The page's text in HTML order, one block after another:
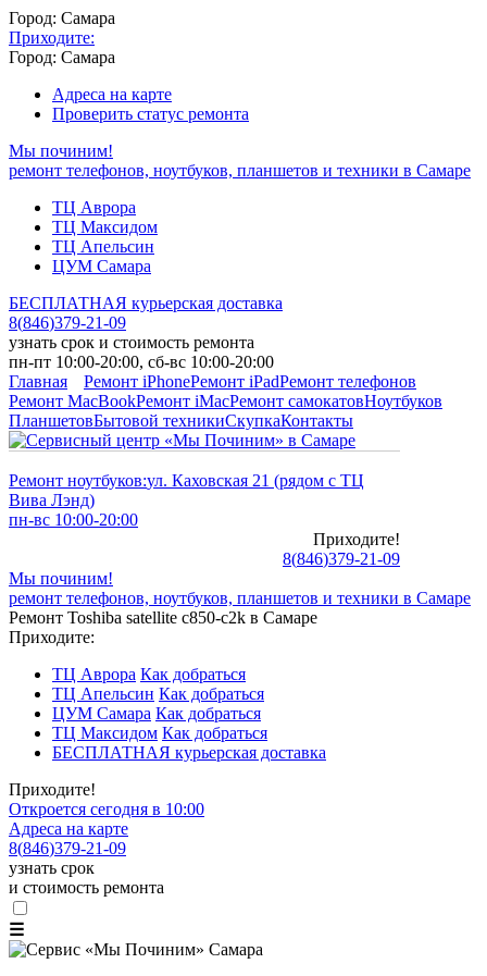
Город: Самара
Приходите:
Город: Самара
Адреса на карте
Проверить статус ремонта
Мы починим!
ремонт телефонов, ноутбуков, планшетов и техники в Самаре
ТЦ Аврора
ТЦ Максидом
ТЦ Апельсин
ЦУМ Самара
БЕСПЛАТНАЯ курьерская доставка
8(846)379-21-09
узнать срок и стоимость ремонта
пн-пт 10:00-20:00, сб-вс 10:00-20:00
Главная
Ремонт iPhoneРемонт iPadРемонт телефонов
Ремонт MacBookРемонт iMacРемонт самокатовНоутбуков
ПланшетовБытовой техникиСкупкаКонтакты
Ремонт ноутбуков:ул. Каховская 21 (рядом с ТЦ
Вива Лэнд)
пн-вс 10:00-20:00
Приходите!
8(846)379-21-09
Мы починим!
ремонт телефонов, ноутбуков, планшетов и техники в Самаре
Ремонт Toshiba satellite c850-c2k в Самаре
Приходите:
ТЦ Аврора Как добраться
ТЦ Апельсин Как добраться
ЦУМ Самара Как добраться
ТЦ Максидом Как добраться
БЕСПЛАТНАЯ курьерская доставка
Приходите!
Откроется сегодня в 10:00
Адреса на карте
8(846)379-21-09
узнать срок
и стоимость ремонта
☰